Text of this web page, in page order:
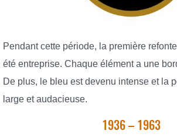
Pendant cette période, la première
été entreprise. Chaque élément a une
De plus, le bleu est devenu intense et la
large et audacieuse.
1936 – 1963